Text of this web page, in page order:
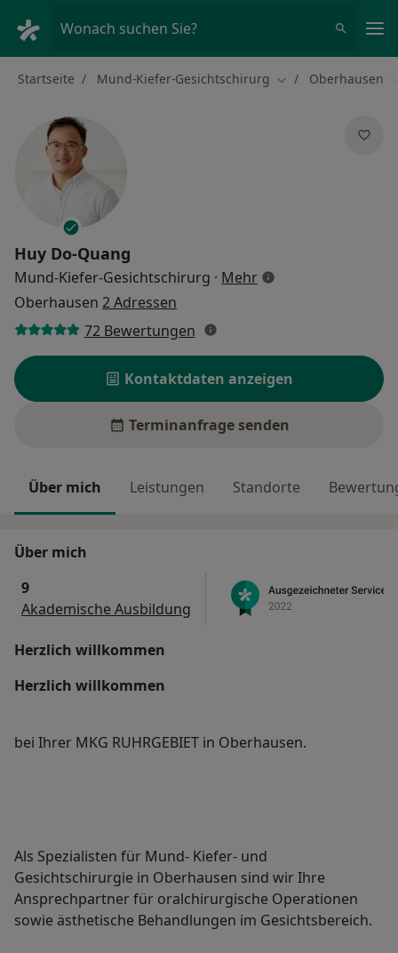
Wonach suchen Sie?
Startseite Mund-Kiefer-Gesichtschirurg Stadt ändern
Oberhausen
Huy Do-Quang
Mund-Kiefer-Gesichtschirurg · Mehrüber
Oberhausen 2 Adressen
72 Bewertungen
Kontaktdaten anzeigen
Terminanfrage senden
Über mich Leistungen Standorte
Über mich
9
Akademische Ausbildung
Herzlich willkommen
Herzlich willkommen
bei Ihrer MKG RUHRGEBIET in Oberhausen.
Als Spezialisten für Mund- Kiefer- und
Gesichtschirurgie in Oberhausen sind wir Ihre
Ansprechpartner für oralchirurgische Operationen
sowie ästhetische Behandlungen im Gesichtsbereich.